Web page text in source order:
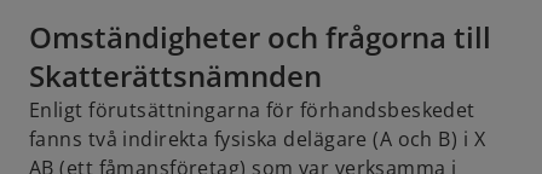
Omständigheter och frågorna till
Skatterättsnämnden
Enligt förutsättningarna för förhandsbeskedet
fanns två indirekta fysiska delägare (A och B) i X
AB (ett fåmansföretag) som var verksamma i